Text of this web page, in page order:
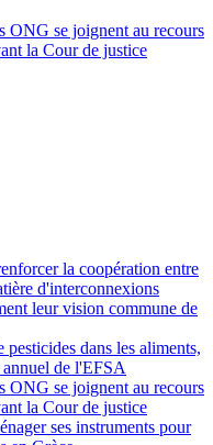
ONG se joignent au recours
la Cour de justice
la coopération entre
d'interconnexions
leur vision commune de
pesticides dans les aliments,
de l'EFSA
ONG se joignent au recours
la Cour de justice
ses instruments pour